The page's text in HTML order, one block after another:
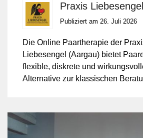
Publiziert am 26. Juli 2026
Die Online Paartherapie der
Liebesengel (Aargau) bietet
flexible, diskrete und
Alternative zur klassischen
nutzbar.